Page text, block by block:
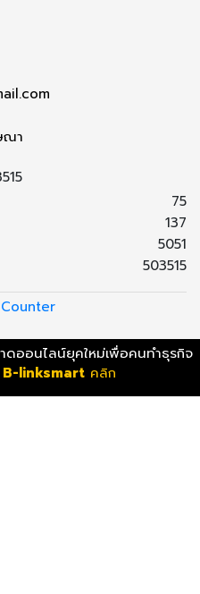
ณา
515
75
137
5051
503515
ออนไลน์ยุคใหม่เพื่อคนทำธุรกิจ
B-linksmart คลิก